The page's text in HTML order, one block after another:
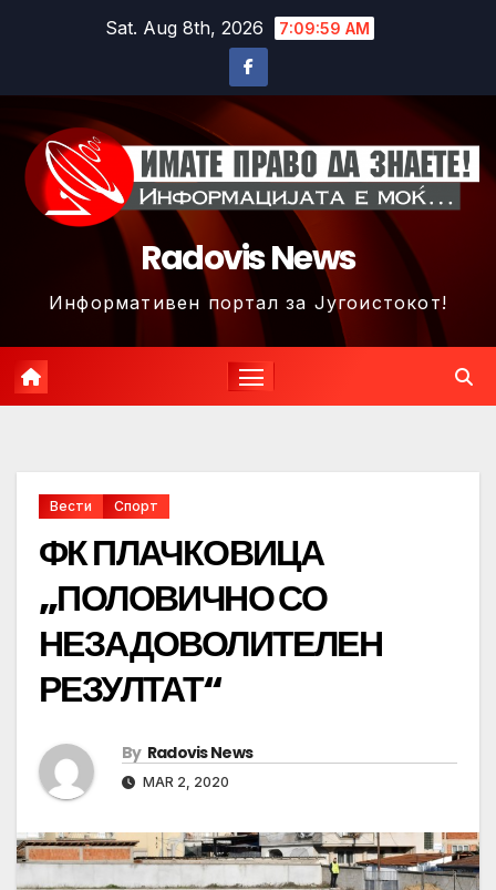
Sat. Aug 8th, 2026 7:10:02 AM
Radovis News
Информативен портал за Југоистокот!
Вести Спорт
ФК ПЛАЧКОВИЦА
„ПОЛОВИЧНО СО
НЕЗАДОВОЛИТЕЛЕН
РЕЗУЛТАТ“
By Radovis News
MAR 2, 2020